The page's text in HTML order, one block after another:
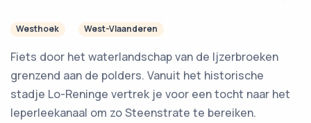
Westhoek West-Vlaanderen
Fiets door het waterlandschap van de Ijzerbroeken
grenzend aan de polders. Vanuit het historische
stadje Lo-Reninge vertrek je voor een tocht naar het
Ieperleekanaal om zo Steenstrate te bereiken.